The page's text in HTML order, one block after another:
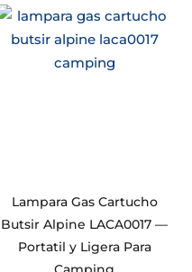
Lampara Gas Cartucho
Butsir Alpine LACA0017 —
Portatil y Ligera Para